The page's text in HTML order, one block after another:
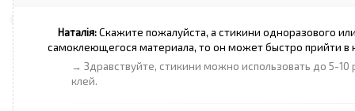
Наталія:Скажите пожалуйста, а стикини одноразового
самоклеющегося материала, то он может быстро прийти в
→ Здравствуйте, стикини можно использовать до 5-
клей.